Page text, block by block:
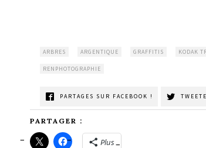
ARBRES ARGENTIQUE GRAFFITIS KODAK
RENPHOTOGRAPHIE
PARTAGES SUR FACEBOOK !
PARTAGER :
Plus